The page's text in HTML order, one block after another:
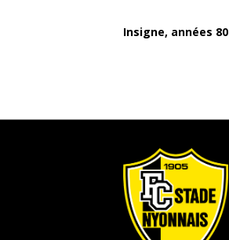
Insigne, années 80